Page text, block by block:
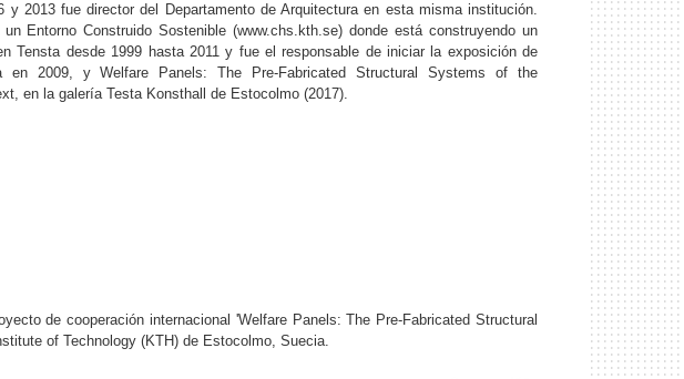
y 2013 fue director del Departamento de Arquitectura en esta misma institución.
Entorno Construido Sostenible (www.chs.kth.se) donde está construyendo un
Tensta desde 1999 hasta 2011 y fue el responsable de iniciar la exposición de
en 2009, y Welfare Panels: The Pre-Fabricated Structural Systems of the
en la galería Testa Konsthall de Estocolmo (2017).
de cooperación internacional 'Welfare Panels: The Pre-Fabricated Structural
of Technology (KTH) de Estocolmo, Suecia.